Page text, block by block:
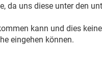
da uns diese unter den
kann und dies
eingehen können.